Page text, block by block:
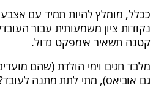
ככלל, מומלץ להיות תמיד עם
נקודות ציון משמעותית עבור
קטנה תשאיר אימפקט גדול.
מלבד חגים וימי הולדת (שהם
גם אוביאס), מתי לתת מתנה